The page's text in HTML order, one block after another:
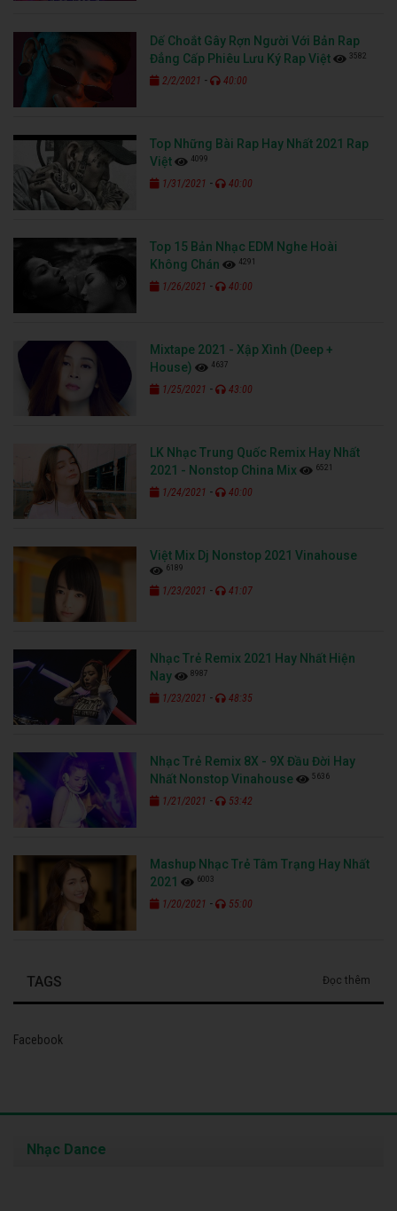
Dế Choắt Gây Rợn Người Với Bản Rap
Đẳng Cấp Phiêu Lưu Ký Rap Việt
3582
2/2/2021 - 40:00
Top Những Bài Rap Hay Nhất 2021 Rap
Việt
4099
1/31/2021 - 40:00
Top 15 Bản Nhạc EDM Nghe Hoài
Không Chán
4291
1/26/2021 - 40:00
Mixtape 2021 - Xập Xình (Deep +
House)
4637
1/25/2021 - 43:00
LK Nhạc Trung Quốc Remix Hay Nhất
2021 - Nonstop China Mix
6521
1/24/2021 - 40:00
Việt Mix Dj Nonstop 2021 Vinahouse
6189
1/23/2021 - 41:07
Nhạc Trẻ Remix 2021 Hay Nhất Hiện
Nay
8987
1/23/2021 - 48:35
Nhạc Trẻ Remix 8X - 9X Đầu Đời Hay
Nhất Nonstop Vinahouse
5636
1/21/2021 - 53:42
Mashup Nhạc Trẻ Tâm Trạng Hay Nhất
2021
6003
1/20/2021 - 55:00
TAGS Đọc thêm
Facebook
Nhạc Dance